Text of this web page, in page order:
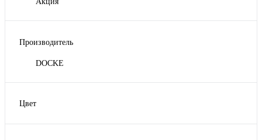
Производитель
DOCKE
Цвет